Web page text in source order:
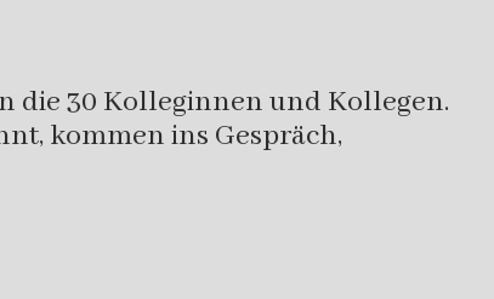
die 30 Kolleginnen und Kollegen.
kommen ins Gespräch,